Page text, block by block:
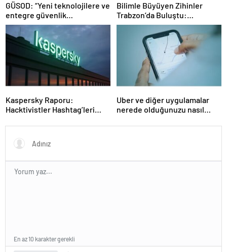
GÜSOD: “Yeni teknolojilere ve
entegre güvenlik
sistemlerine önem artacak”-
Haber Şafak
Bilimle Büyüyen Zihinler
Trabzon’da Buluştu:
STEAMFEST’te Bilim Rüzgârı
Esti!- Haber Şafak
Kaspersky Raporu:
Hacktivistler Hashtag’leri
Kullanıyor, 2025’te
Saldırılarda DDoS Öne
Çıkıyor- Haber Şafak
Uber ve diğer uygulamalar
nerede olduğunuzu nasıl
En az 10 karakter gerekli